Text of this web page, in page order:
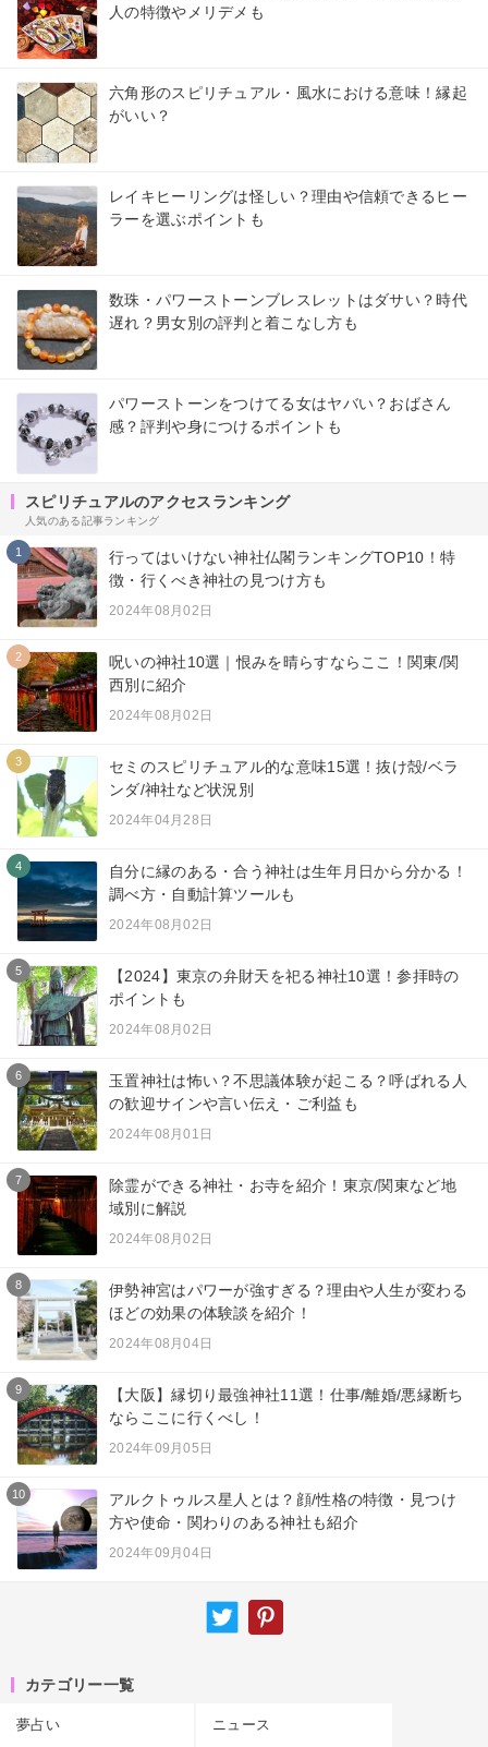
人の特徴やメリデメも
六角形のスピリチュアル・風水における意味！縁起
がいい？
レイキヒーリングは怪しい？理由や信頼できるヒー
ラーを選ぶポイントも
数珠・パワーストーンブレスレットはダサい？時代
遅れ？男女別の評判と着こなし方も
パワーストーンをつけてる女はヤバい？おばさん
感？評判や身につけるポイントも
スピリチュアルのアクセスランキング
人気のある記事ランキング
1
行ってはいけない神社仏閣ランキングTOP10！特
徴・行くべき神社の見つけ方も
2024年08月02日
2
呪いの神社10選｜恨みを晴らすならここ！関東/関
西別に紹介
2024年08月02日
3
セミのスピリチュアル的な意味15選！抜け殻/ベラ
ンダ/神社など状況別
2024年04月28日
4
自分に縁のある・合う神社は生年月日から分かる！
調べ方・自動計算ツールも
2024年08月02日
5
【2024】東京の弁財天を祀る神社10選！参拝時の
ポイントも
2024年08月02日
6
玉置神社は怖い？不思議体験が起こる？呼ばれる人
の歓迎サインや言い伝え・ご利益も
2024年08月01日
7
除霊ができる神社・お寺を紹介！東京/関東など地
域別に解説
2024年08月02日
8
伊勢神宮はパワーが強すぎる？理由や人生が変わる
ほどの効果の体験談を紹介！
2024年08月04日
9
【大阪】縁切り最強神社11選！仕事/離婚/悪縁断ち
ならここに行くべし！
2024年09月05日
10
アルクトゥルス星人とは？顔/性格の特徴・見つけ
方や使命・関わりのある神社も紹介
2024年09月04日
カテゴリー一覧
夢占い ニュース